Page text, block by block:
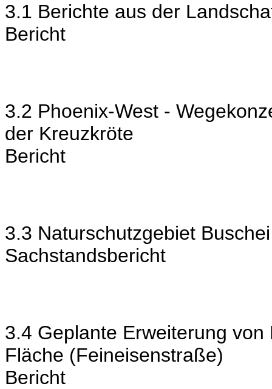
3.1 Berichte aus der
Bericht
3.2 Phoenix-West -
der Kreuzkröte
Bericht
3.3 Naturschutzgebiet Buschei
Sachstandsbericht
3.4 Geplante Erweiterung
Fläche (Feineisenstraße)
Bericht